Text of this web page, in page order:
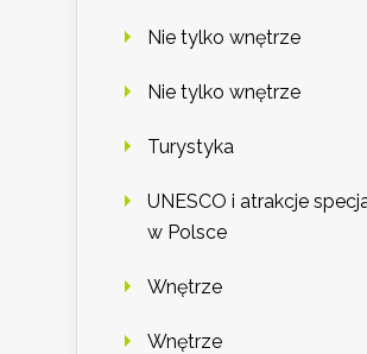
Nie tylko wnętrze
Nie tylko wnętrze
Turystyka
UNESCO i atrakcje
w Polsce
Wnętrze
Wnętrze